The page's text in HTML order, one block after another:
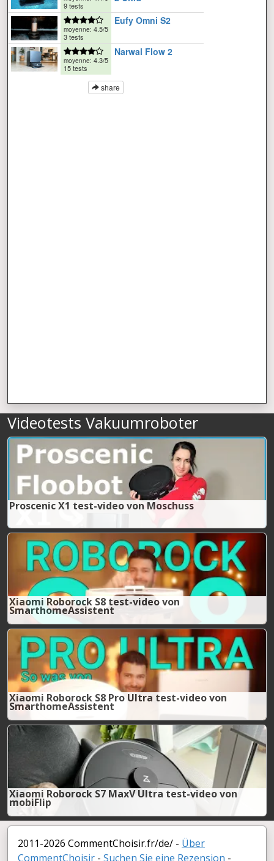
Videotests Vakuumroboter
Proscenic X1 test-video von Moschuss
Xiaomi Roborock S8 test-video von
SmarthomeAssistent
Xiaomi Roborock S8 Pro Ultra test-video von
SmarthomeAssistent
Xiaomi Roborock S7 MaxV Ultra test-video von
mobiFlip
2011-2026 CommentChoisir.fr/de/ - Über
CommentChoisir - Suchen Sie eine Rezension -